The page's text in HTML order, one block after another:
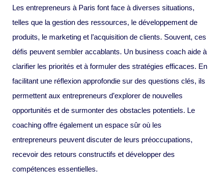
Les entrepreneurs à Paris font face à diverses situations,
telles que la gestion des ressources, le développement de
produits, le marketing et l’acquisition de clients. Souvent, ces
défis peuvent sembler accablants. Un business coach aide à
clarifier les priorités et à formuler des stratégies efficaces. En
facilitant une réflexion approfondie sur des questions clés, ils
permettent aux entrepreneurs d’explorer de nouvelles
opportunités et de surmonter des obstacles potentiels. Le
coaching offre également un espace sûr où les
entrepreneurs peuvent discuter de leurs préoccupations,
recevoir des retours constructifs et développer des
compétences essentielles.